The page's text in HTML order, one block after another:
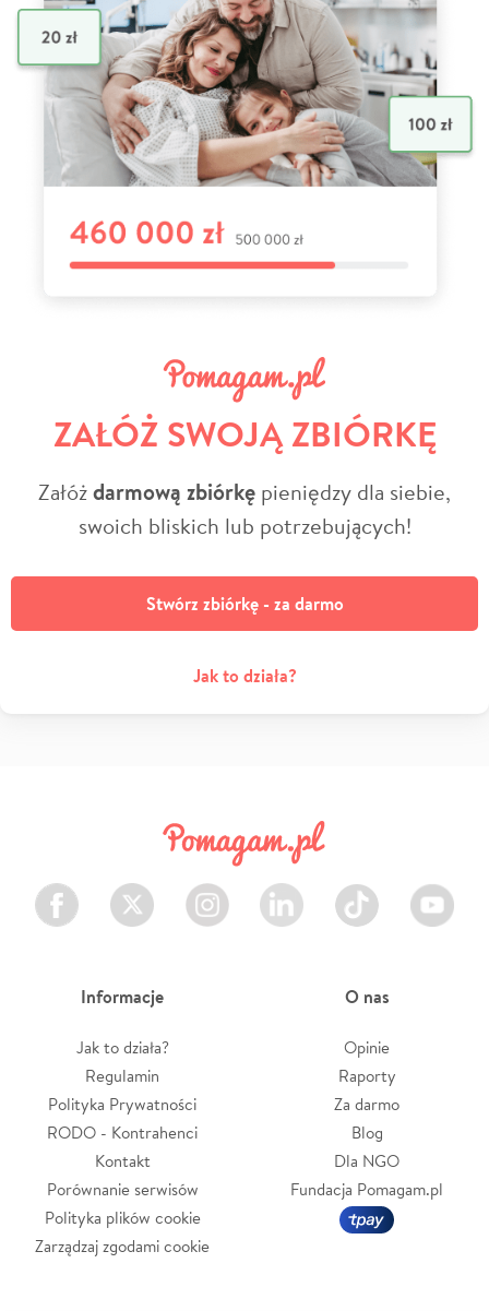
ZAŁÓŻ SWOJĄ ZBIÓRKĘ
Załóżdarmową zbiórkę pieniędzy dla siebie,
swoich bliskich lub potrzebujących!
Stwórz zbiórkę - za darmo
Jak to działa?
Facebook Twitter Instagram LinkedIn TikTok Youtube
Informacje
Jak to działa?
Regulamin
Polityka Prywatności
RODO - Kontrahenci
Kontakt
Porównanie serwisów
Polityka plików cookie
Zarządzaj zgodami cookie
O nas
Opinie
Raporty
Za darmo
Blog
Dla NGO
Fundacja Pomagam.pl